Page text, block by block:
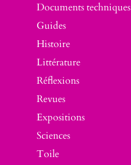
Documents techniques
Guides
Histoire
Littérature
Réflexions
Revues
Expositions
Sciences
Toile